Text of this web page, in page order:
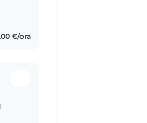
€/ora